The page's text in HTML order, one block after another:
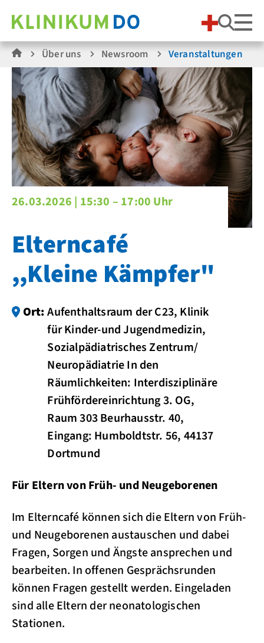
Über uns Newsroom Veranstaltungen
26.03.2026 | 15:30 – 17:00 Uhr
Elterncafé
,,Kleine Kämpfer"
Ort:Aufenthaltsraum der C23, Klinik
für Kinder-und Jugendmedizin,
Sozialpädiatrisches Zentrum/
Neuropädiatrie In den
Räumlichkeiten: Interdisziplinäre
Frühfördereinrichtung 3. OG,
Raum 303 Beurhausstr. 40,
Eingang: Humboldtstr. 56, 44137
Dortmund
Für Eltern von Früh- und Neugeborenen
Im Elterncafé können sich die Eltern von Früh-
und Neugeborenen austauschen und dabei
Fragen, Sorgen und Ängste ansprechen und
bearbeiten. In offenen Gesprächsrunden
können Fragen gestellt werden. Eingeladen
sind alle Eltern der neonatologischen
Stationen.